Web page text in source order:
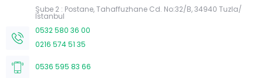
Şube 2 : Postane, Tahaffuzhane Cd. No:32/B, 34940 Tuzla/
İstanbul
0532 580 36 00
0216 574 51 35
0536 595 83 66
Müşteri Temsilcisi